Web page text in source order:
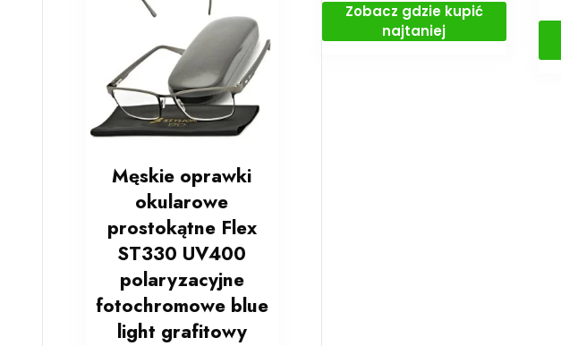
Zobacz gdzie kupić
najtaniej
Męskie oprawki
okularowe
prostokątne Flex
ST330 UV400
polaryzacyjne
fotochromowe blue
light grafitowy